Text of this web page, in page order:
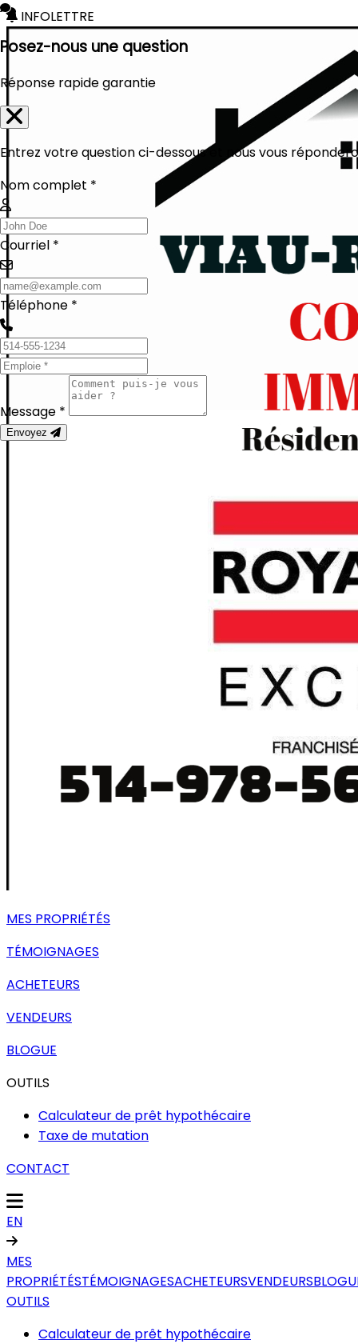
INFOLETTRE
MES PROPRIÉTÉS
TÉMOIGNAGES
ACHETEURS
VENDEURS
BLOGUE
OUTILS
Calculateur de prêt hypothécaire
Taxe de mutation
CONTACT
EN
MES
PROPRIÉTÉSTÉMOIGNAGESACHETEURSVENDEURS
OUTILS
Calculateur de prêt hypothécaire
Posez-nous une question
Réponse rapide garantie
Entrez votre question ci-dessous et nous vous
Nom complet *
Courriel *
Téléphone *
Message *
Envoyez